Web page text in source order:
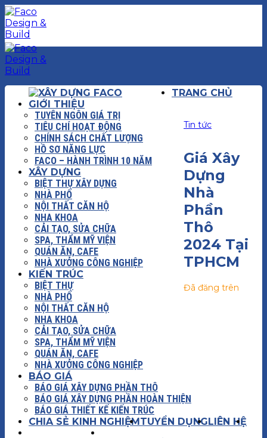
Chuyển
đến
nội
dung
TRANG CHỦ
GIỚI THIỆU
TUYÊN NGÔN GIÁ TRỊ
TIÊU CHÍ HOẠT ĐỘNG
CHÍNH SÁCH CHẤT LƯỢNG
HỒ SƠ NĂNG LỰC
FACO – HÀNH TRÌNH 10 NĂM
XÂY DỰNG
BIỆT THỰ XÂY DỰNG
NHÀ PHỐ
NỘI THẤT CĂN HỘ
NHA KHOA
CẢI TẠO, SỬA CHỮA
SPA, THẨM MỸ VIỆN
QUÁN ĂN, CAFE
NHÀ XƯỞNG CÔNG NGHIỆP
KIẾN TRÚC
BIỆT THỰ
NHÀ PHỐ
NỘI THẤT CĂN HỘ
NHA KHOA
CẢI TẠO, SỬA CHỮA
SPA, THẨM MỸ VIỆN
QUÁN ĂN, CAFE
NHÀ XƯỞNG CÔNG NGHIỆP
BÁO GIÁ
BÁO GIÁ XÂY DỰNG PHẦN THÔ
BÁO GIÁ XÂY DỰNG PHẦN HOÀN THIỆN
BÁO GIÁ THIẾT KẾ KIẾN TRÚC
CHIA SẺ KINH NGHIỆMTUYỂN DỤNGLIÊN HỆ
Tin tức
Giá Xây
Dựng
Nhà
Phần
Thô
2024 Tại
TPHCM
Đã đăng trên